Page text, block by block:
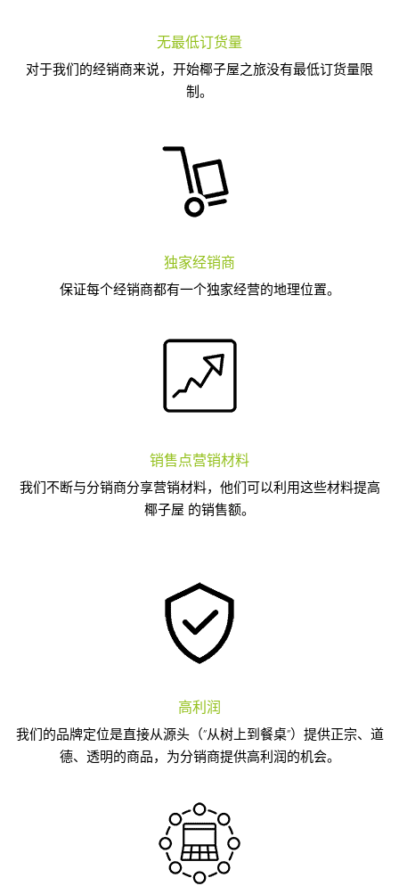
无最低订货量
对于我们的经销商来说，开始椰子屋之旅没有最低订货量限
制。
独家经销商
保证每个经销商都有一个独家经营的地理位置。
销售点营销材料
我们不断与分销商分享营销材料，他们可以利用这些材料提高
椰子屋 的销售额。
高利润
我们的品牌定位是直接从源头（”从树上到餐桌”）提供正宗、道
德、透明的商品，为分销商提供高利润的机会。